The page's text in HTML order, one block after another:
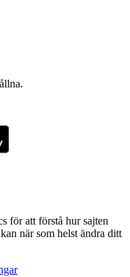
för att förstå hur sajten
när som helst ändra ditt